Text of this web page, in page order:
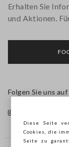
Erhalten Sie
und Aktionen.
Folgen Sie uns auf
Diese Seite
Cookies, die
Seite zu